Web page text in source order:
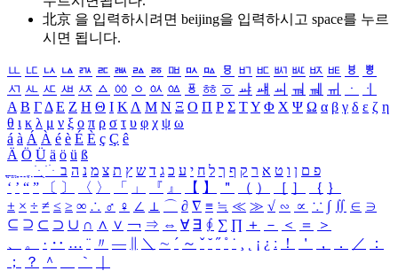
北京 을 입력하시려면 beijing을 입력하시고 space를 누르
시면 됩니다.
ㅥ ㅦ ㅧ ㅨ ㅩ ㅪ ㅫ ㅬ ㅭ ㅮ ㅯ ㅰ ㅱ ㅲ ㅳ ㅴ ㅵ ㅶ ㅷ ㅸ
ㅹ
ㅺ ㅻ ㅼ ㅽ ㅾ ㅿ ㆀ ㆁ ㆂ ㆃ ㆄ ㆅ ㆆ ㆇ ㆈ ㆉ ㆊ ㆋ ㆌ ㆍ
ㆎ
Α Β ΓΔ Ε Ζ Η Θ Ι ΚΛ Μ Ν Ξ Ο Π Ρ Σ ΤΥ Φ Χ Ψ Ω α β γ δ ε ζ η
θ ι κ λ μ ν ξ ο π ρ σ τ υ φ χ ψ ω
á à Á À é è É È ç Ç ê
Ä Ö Ü ä ö ü ß
ִֶֹ ֻּ ׁׂ פ ם ן ו ט א ר ק ף ך ל ח י ע כ ג ד ש ץ ת צ מ נ ה ב
‘ ’ “ ” 〔 〕 〈 〉 「 」 『 』 【 】 ＂ （ ） ［ ］ ｛ ｝
± × ÷ ≠ ≤ ≥ ∞ ∴ ♂ ♀ ∠ ⊥ ⌒ ∂ ∇ ≡ ≒ ≪ ≫ √ ∽ ∝ ∵ ∫ ∬ ∈ ∋
⊆ ⊇ ⊂ ⊃ ∪ ∩ ∧ ∨ ￢ ⇒ ⇔ ∀ ∃ ∮ ∑ ∏ ＋ － ＜ ＝
＞
、
。 · ‥ … ¨ 〃 ― ＼ ∼ ´ ～ ˇ ˘ ˝ ˚ ˙ ¸ ¡ ¿ ː ！ ＇ ， ． ／
：
；
？ ＾ ｀